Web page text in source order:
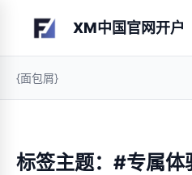
XM中国官网开户
{面包屑}
标签主题：#专属体